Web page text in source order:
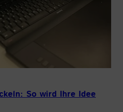
So wird Ihre Idee